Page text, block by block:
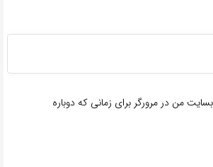
من در مرورگر برای زمانی که دوباره